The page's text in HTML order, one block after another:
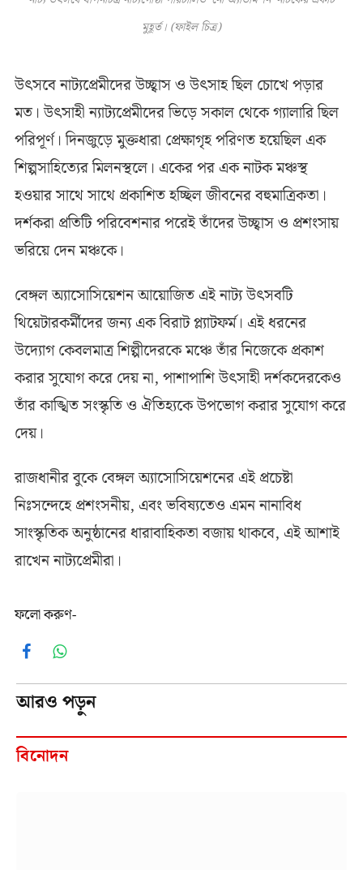
মুহূর্ত। (ফাইল চিত্র)
উৎসবে নাট্যপ্রেমীদের উচ্ছ্বাস ও উৎসাহ ছিল চোখে পড়ার
মত। উৎসাহী ন্যাট্যপ্রেমীদের ভিড়ে সকাল থেকে গ্যালারি ছিল
পরিপূর্ণ। দিনজুড়ে মুক্তধারা প্রেক্ষাগৃহ পরিণত হয়েছিল এক
শিল্পসাহিত্যের মিলনস্থলে। একের পর এক নাটক মঞ্চস্থ
হওয়ার সাথে সাথে প্রকাশিত হচ্ছিল জীবনের বহুমাত্রিকতা।
দর্শকরা প্রতিটি পরিবেশনার পরেই তাঁদের উচ্ছ্বাস ও প্রশংসায়
ভরিয়ে দেন মঞ্চকে।
বেঙ্গল অ্যাসোসিয়েশন আয়োজিত এই নাট্য উৎসবটি
থিয়েটারকর্মীদের জন্য এক বিরাট প্ল্যাটফর্ম। এই ধরনের
উদ্যোগ কেবলমাত্র শিল্পীদেরকে মঞ্চে তাঁর নিজেকে প্রকাশ
করার সুযোগ করে দেয় না, পাশাপাশি উৎসাহী দর্শকদেরকেও
তাঁর কাঙ্খিত সংস্কৃতি ও ঐতিহ্যকে উপভোগ করার সুযোগ করে
দেয়।
রাজধানীর বুকে বেঙ্গল অ্যাসোসিয়েশনের এই প্রচেষ্টা
নিঃসন্দেহে প্রশংসনীয়, এবং ভবিষ্যতেও এমন নানাবিধ
সাংস্কৃতিক অনুষ্ঠানের ধারাবাহিকতা বজায় থাকবে, এই আশাই
রাখেন নাট্যপ্রেমীরা।
ফলো করুণ-
FacebookWhatsApp
আরও পড়ুন
বিনোদন